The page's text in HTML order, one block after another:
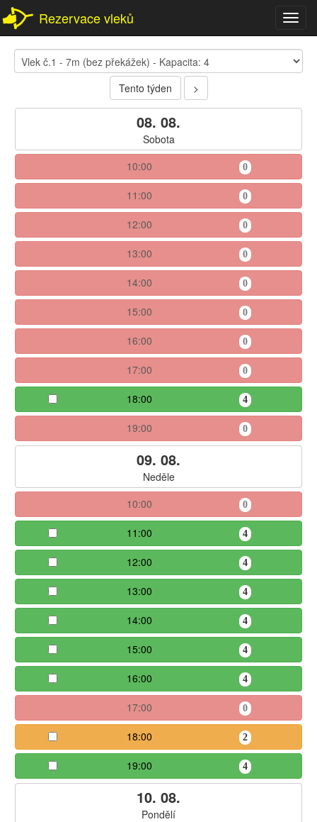
Rezervace vleků
Tento týden >
08. 08.
Sobota
10:00
0
11:00 0
12:00 0
13:00 0
14:00 0
15:00 0
16:00 0
17:00 0
18:00 4
19:00 0
09. 08.
Neděle
10:00
0
11:00 4
12:00 4
13:00 4
14:00 4
15:00 4
16:00 4
17:00 0
18:00 2
19:00 4
10. 08.
Pondělí